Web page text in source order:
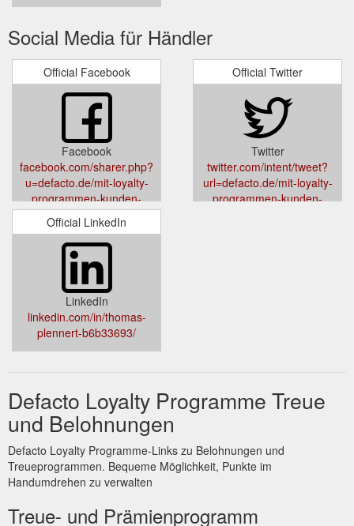
Social Media für Händler
Official Facebook
Facebook
facebook.com/sharer.php?
u=defacto.de/mit-loyalty-
programmen-kunden-
akquirieren-und-binden/
Official Twitter
Twitter
twitter.com/intent/tweet?
url=defacto.de/mit-loyalty-
programmen-kunden-
Official LinkedIn
LinkedIn
linkedin.com/in/thomas-
plennert-b6b33693/
Defacto Loyalty Programme Treue
und Belohnungen
Defacto Loyalty Programme-Links zu Belohnungen und
Treueprogrammen. Bequeme Möglichkeit, Punkte im
Handumdrehen zu verwalten
Treue- und Prämienprogramm